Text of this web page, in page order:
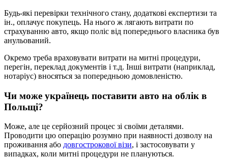
Будь-які перевірки технічного стану, додаткові експертизи та
ін., оплачує покупець. На нього ж лягають витрати по
страхуванню авто, якщо поліс від попереднього власника був
анульований.
Окремо треба враховувати витрати на митні процедури,
перегін, переклад документів і т.д. Інші витрати (наприклад,
нотаріус) вносяться за попередньою домовленістю.
Чи може українець поставити авто на облік в
Польщі?
Може, але це серйозний процес зі своїми деталями.
Проводити цю операцію розумно при наявності дозволу на
проживання або довгострокової візи, і застосовувати у
випадках, коли митні процедури не плануються.